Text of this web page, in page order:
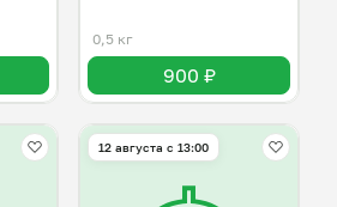
0,5 кг
900 ₽
12 августа с 13:00